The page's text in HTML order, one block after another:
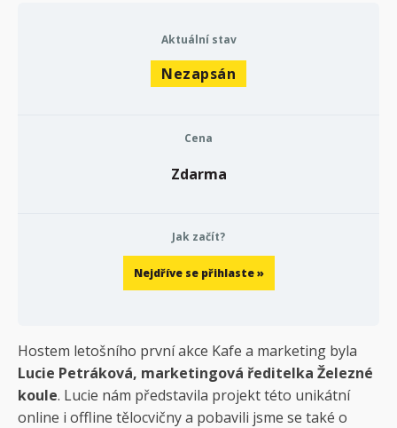
Aktuální stav
Nezapsán
Cena
Zdarma
Jak začít?
Nejdříve se přihlaste »
Hostem letošního první akce Kafe a marketing byla
Lucie Petráková, marketingová ředitelka Železné
koule. Lucie nám představila projekt této unikátní
online i offline tělocvičny a pobavili jsme se také o